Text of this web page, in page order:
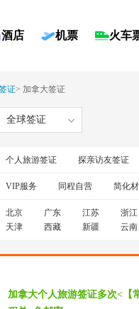
酒店 机票 火车
证> 加拿大签证
全球签证
个人旅游签证 探亲访友签证
VIP服务 同程自营 简化
北京 广东 江苏 浙江
天津 西藏 新疆 云南
加拿大个人旅游签证多次<【